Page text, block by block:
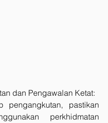
dan Pengawalan Ketat:
pengangkutan, pastikan
perkhidmatan